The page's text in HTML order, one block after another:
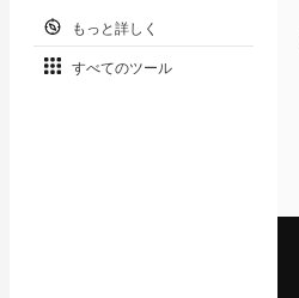
もっと詳しく
すべてのツール